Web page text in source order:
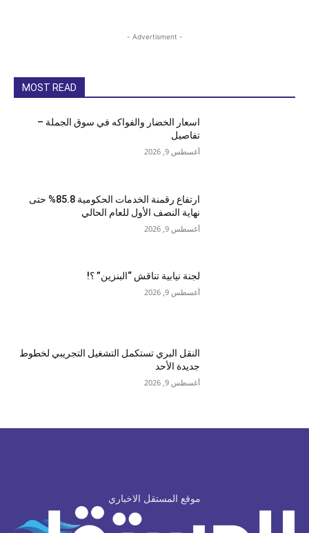
- Advertisment -
MOST READ
اسعار الخضار والفواكه في سوق الجملة –
تفاصيل
أغسطس 9, 2026
ارتفاع رقمنة الخدمات الحكومية 85.8% حتى
نهاية النصف الأول للعام الحالي
أغسطس 9, 2026
لجنة نيابية تناقش “البنزين” ؟!
أغسطس 9, 2026
النقل البري تستكمل التشغيل التجريبي لخطوط
جديدة الأحد
أغسطس 9, 2026
موقع المستقل الاخباري